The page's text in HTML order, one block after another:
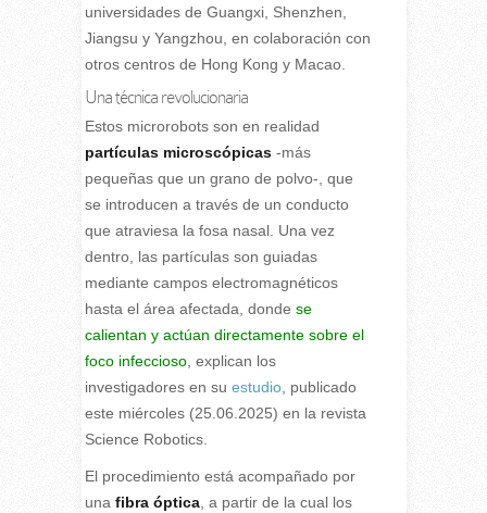
universidades de Guangxi, Shenzhen,
Jiangsu y Yangzhou, en colaboración con
otros centros de Hong Kong y Macao.
Una técnica revolucionaria
Estos microrobots son en realidad
partículas microscópicas-más
pequeñas que un grano de polvo-, que
se introducen a través de un conducto
que atraviesa la fosa nasal. Una vez
dentro, las partículas son guiadas
mediante campos electromagnéticos
hasta el área afectada, donde se
calientan y actúan directamente sobre el
foco infeccioso, explican los
investigadores en su estudio, publicado
este miércoles (25.06.2025) en la revista
Science Robotics.
El procedimiento está acompañado por
una fibra óptica, a partir de la cual los